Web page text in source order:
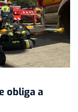
obliga a